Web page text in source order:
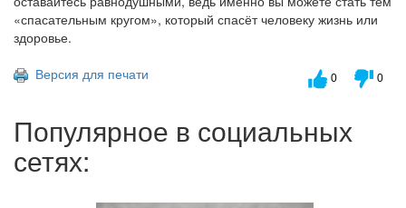
«спасательным кругом», который спасёт человеку жизнь или
здоровье.
Версия для печати
0 0
Популярное в социальных
сетях: